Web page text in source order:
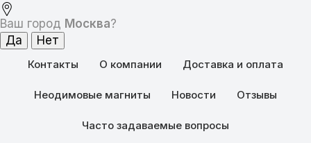
Ваш город Москва?
Контакты О компании Доставка и оплата
Неодимовые магниты Новости Отзывы
Часто задаваемые вопросы